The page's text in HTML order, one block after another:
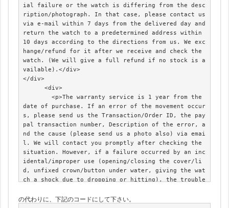
ial failure or the watch is differing from the desc
ription/photograph. In that case, please contact us
via e-mail within 7 days from the delivered day and
return the watch to a predetermined address within
10 days according to the directions from us. We exc
hange/refund for it after we receive and check the
watch. (We will give a full refund if no stock is a
vailable).</div>
</div>
      <div>
        <p>The warranty service is 1 year from the
date of purchase. If an error of the movement occur
s, please send us the Transaction/Order ID, the pay
pal transaction number, Description of the error, a
nd the cause (please send us a photo also) via emai
l. We will contact you promptly after checking the
situation. However, if a failure occurred by an inc
idental/improper use (opening/closing the cover/li
d, unfixed crown/button under water, giving the wat
ch a shock due to dropping or hitting), the trouble
arts; such as batteries, glass, a case part, and a
の代わりに、下記のコードにして下さい。